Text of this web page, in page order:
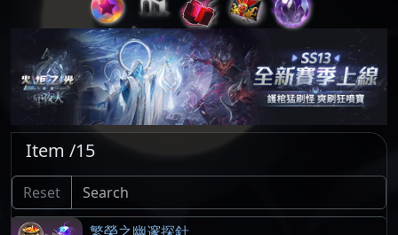
Item /15
Reset